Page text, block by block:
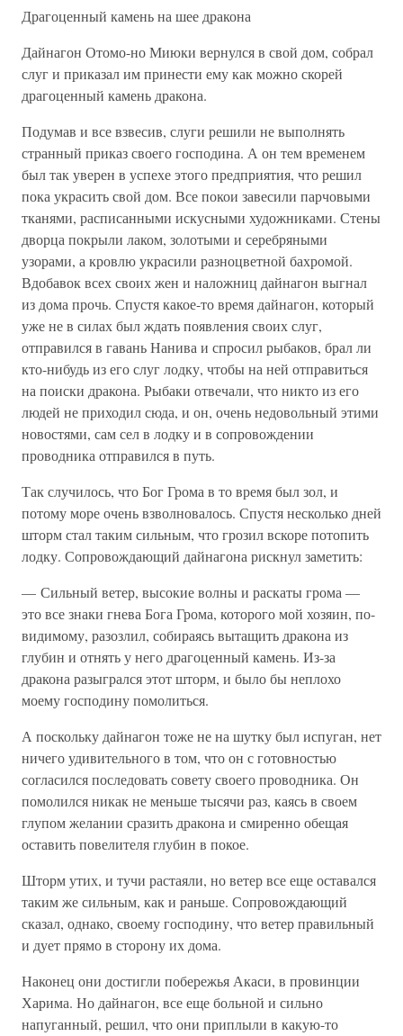
Драгоценный камень на шее дракона
Дайнагон Отомо-но Миюки вернулся в свой дом, собрал
слуг и приказал им принести ему как можно скорей
драгоценный камень дракона.
Подумав и все взвесив, слуги решили не выполнять
странный приказ своего господина. А он тем временем
был так уверен в успехе этого предприятия, что решил
пока украсить свой дом. Все покои завесили парчовыми
тканями, расписанными искусными художниками. Стены
дворца покрыли лаком, золотыми и серебряными
узорами, а кровлю украсили разноцветной бахромой.
Вдобавок всех своих жен и наложниц дайнагон выгнал
из дома прочь. Спустя какое-то время дайнагон, который
уже не в силах был ждать появления своих слуг,
отправился в гавань Нанива и спросил рыбаков, брал ли
кто-нибудь из его слуг лодку, чтобы на ней отправиться
на поиски дракона. Рыбаки отвечали, что никто из его
людей не приходил сюда, и он, очень недовольный этими
новостями, сам сел в лодку и в сопровождении
проводника отправился в путь.
Так случилось, что Бог Грома в то время был зол, и
потому море очень взволновалось. Спустя несколько дней
шторм стал таким сильным, что грозил вскоре потопить
лодку. Сопровождающий дайнагона рискнул заметить:
— Сильный ветер, высокие волны и раскаты грома —
это все знаки гнева Бога Грома, которого мой хозяин, по-
видимому, разозлил, собираясь вытащить дракона из
глубин и отнять у него драгоценный камень. Из-за
дракона разыгрался этот шторм, и было бы неплохо
моему господину помолиться.
А поскольку дайнагон тоже не на шутку был испуган, нет
ничего удивительного в том, что он с готовностью
согласился последовать совету своего проводника. Он
помолился никак не меньше тысячи раз, каясь в своем
глупом желании сразить дракона и смиренно обещая
оставить повелителя глубин в покое.
Шторм утих, и тучи растаяли, но ветер все еще оставался
таким же сильным, как и раньше. Сопровождающий
сказал, однако, своему господину, что ветер правильный
и дует прямо в сторону их дома.
Наконец они достигли побережья Акаси, в провинции
Харима. Но дайнагон, все еще больной и сильно
напуганный, решил, что они приплыли в какую-то